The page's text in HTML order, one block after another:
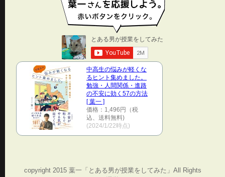
中高生の悩みが軽くな
るヒント集めました。
勉強・人間関係・進路
の不安に効く57の方法
[ 葉一 ]
価格：1,496円（税
込、送料無料)
(2024/1/22時点)
copyright 2015 葉一「とある男が授業をしてみた」All Rights